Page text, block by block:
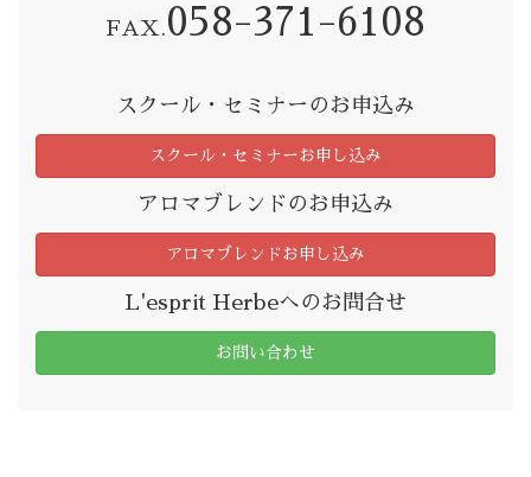
FAX.058-371-6108
スクール・セミナーのお申込み
スクール・セミナーお申し込み
アロマブレンドのお申込み
アロマブレンドお申し込み
L'esprit Herbeへのお問合せ
お問い合わせ